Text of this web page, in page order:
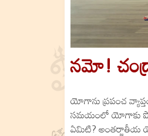
నమో!
యోగాను ప్రపంచ
సమయంలో యోగాకు
ఏమిటి? అంతర్జాతీయ